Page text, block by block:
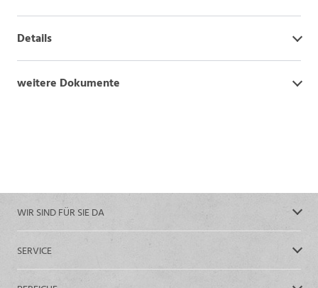
Details
weitere Dokumente
WIR SIND FÜR SIE DA
SERVICE